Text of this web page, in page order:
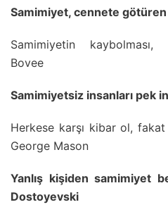
Samimiyet, cennete
Samimiyetin kaybolması,
Bovee
Samimiyetsiz insanları pek
Herkese karşı kibar ol,
George Mason
Yanlış kişiden samimiyet
Dostoyevski